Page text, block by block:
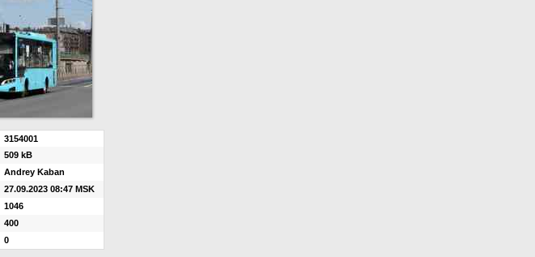
3154001
509 kB
Andrey Kaban
27.09.2023 08:47 MSK
1046
400
0